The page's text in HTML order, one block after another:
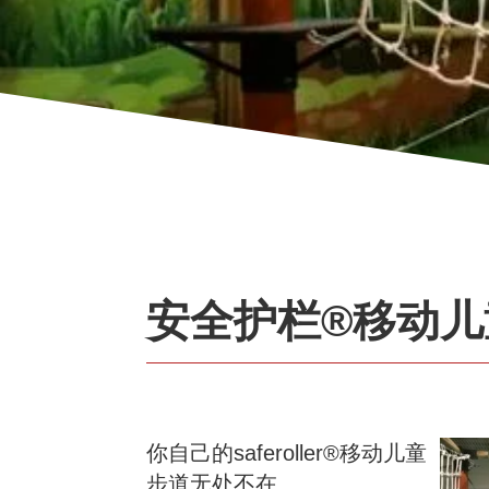
安全护栏®移动
你自己的saferoller®移动儿童
步道无处不在